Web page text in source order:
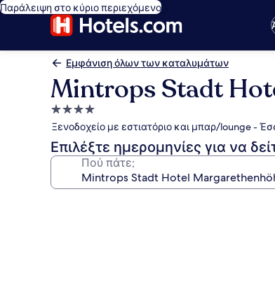
Παράλειψη στο κύριο περιεχόμενο
Εμφάνιση όλων των καταλυμάτων
Mintrops Stadt
Κατάλυμα
με
4.0
αστέρια
Ξενοδοχείο με εστιατόριο και μπαρ/lounge -
Επιλέξτε ημερομηνίες για να
Πού πάτε;